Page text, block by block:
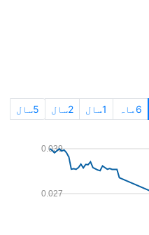
6ماہ 1سال 2سال 5سال
0.027
0.039